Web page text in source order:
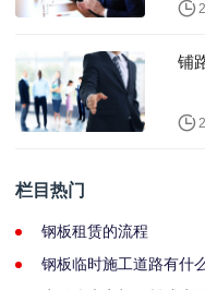
铺
栏目热门
钢板租赁的流程
钢板临时施工道路有什